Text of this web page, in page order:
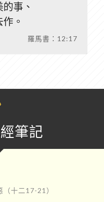
事、
。
羅馬書：12:17
筆記
（十二17-21）